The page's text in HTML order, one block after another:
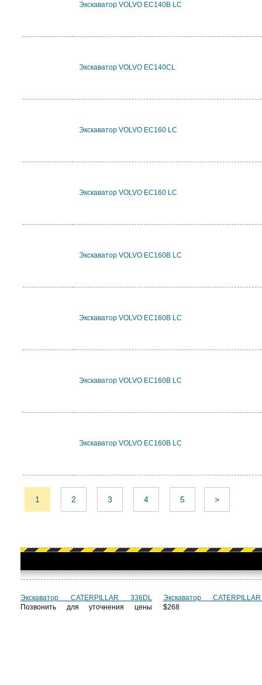
Экскаватор VOLVO EC140B LC
Экскаватор VOLVO EC140CL
Экскаватор VOLVO EC160 LC
Экскаватор VOLVO EC160 LC
Экскаватор VOLVO EC160B LC
Экскаватор VOLVO EC160B LC
Экскаватор VOLVO EC160B LC
Экскаватор VOLVO EC160B LC
1 2 3 4 5 >
Экскаватор CATERPILLAR 336DL
Позвонить для уточнения цены
Экскаватор
$268